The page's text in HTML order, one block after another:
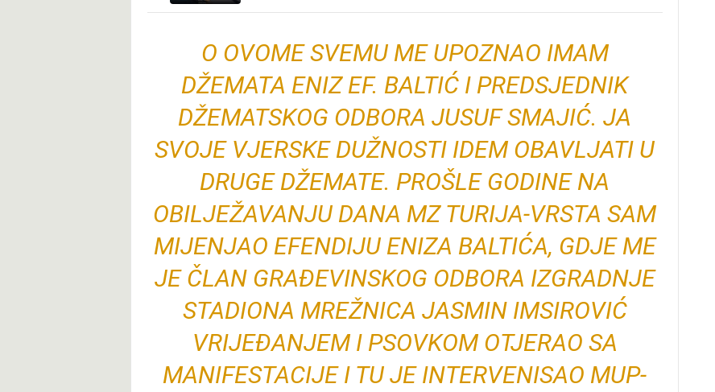
O OVOME SVEMU ME UPOZNAO IMAM
DŽEMATA ENIZ EF. BALTIĆ I PREDSJEDNIK
DŽEMATSKOG ODBORA JUSUF SMAJIĆ. JA
SVOJE VJERSKE DUŽNOSTI IDEM OBAVLJATI U
DRUGE DŽEMATE. PROŠLE GODINE NA
OBILJEŽAVANJU DANA MZ TURIJA-VRSTA SAM
MIJENJAO EFENDIJU ENIZA BALTIĆA, GDJE ME
JE ČLAN GRAĐEVINSKOG ODBORA IZGRADNJE
STADIONA MREŽNICA JASMIN IMSIROVIĆ
VRIJEĐANJEM I PSOVKOM OTJERAO SA
MANIFESTACIJE I TU JE INTERVENISAO MUP-